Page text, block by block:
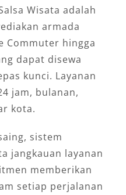
Wisata adalah
armada
Commuter hingga
dapat disewa
kunci. Layanan
jam, bulanan,
kota.
sistem
jangkauan layanan
memberikan
setiap perjalanan